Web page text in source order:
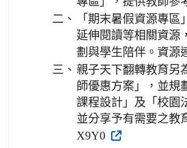
二、
「期末暑假資源專
延伸閱讀等相關資源
劃與學生陪伴。資源
三、 親子天下翻轉教育另
師優惠方案」，並規
課程設計」及「校園
並分享予有需要之教
X9Y0